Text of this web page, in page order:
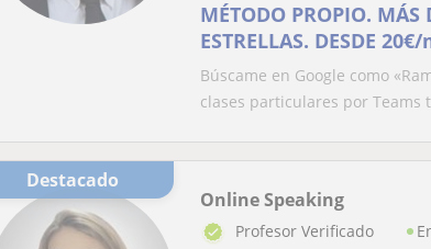
MÉTODO PROPIO. MÁS
ESTRELLAS. DESDE
Búscame en Google como
clases particulares por Teams
Destacado
Online Speaking
Profesor Verificado